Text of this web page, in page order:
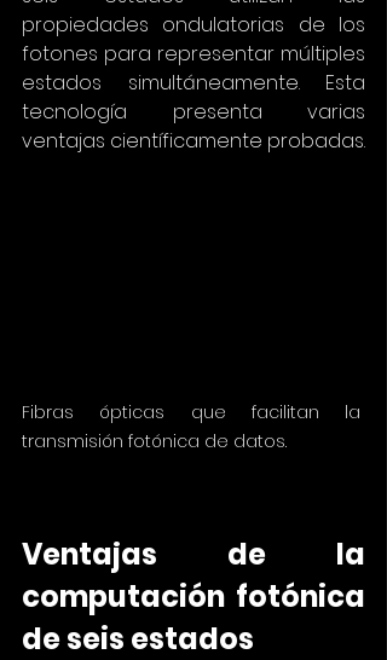
propiedades ondulatorias de los
fotones para representar múltiples
estados simultáneamente. Esta
tecnología presenta varias
ventajas científicamente probadas.
Fibras ópticas que facilitan la
transmisión fotónica de datos.
Ventajas de la
computación fotónica
de seis estados